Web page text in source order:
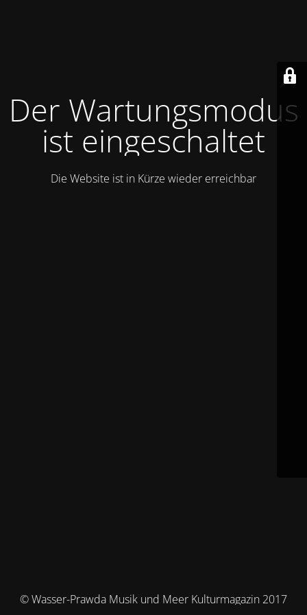
Der Wartungsmodus
ist eingeschaltet
Die Website ist in Kürze wieder erreichbar
© Wasser-Prawda Musik und Meer Kulturmagazin 2017